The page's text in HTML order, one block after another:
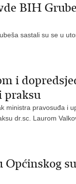
BIH
sastali su se u
i
praksu
ministra pravosuđa i
dr.sc. Laurom